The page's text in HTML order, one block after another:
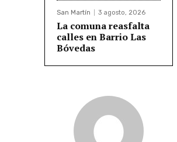
San Martín 3 agosto, 2026
La comuna reasfalta
calles en Barrio Las
Bóvedas